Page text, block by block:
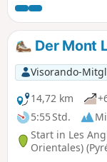
Der Mont
Visorando-
14,72 km
5:55 Std.
Start in Les
Orientales)